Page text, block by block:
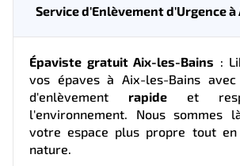
Service d'Enlèvement d'Urgence
Épaviste gratuit Aix-les-Bains :
vos épaves à Aix-les-Bains
d'enlèvement rapide et
l'environnement. Nous sommes
votre espace plus propre tout
nature.